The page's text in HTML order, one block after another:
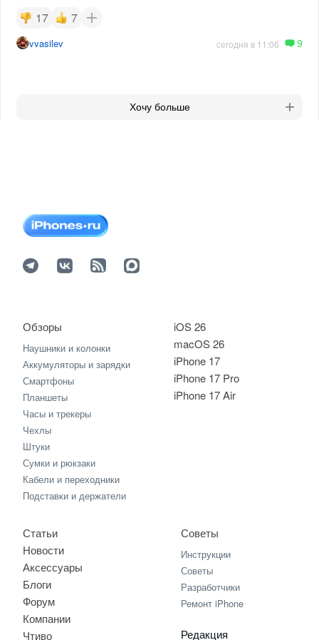
17 7
vvasilev сегодня в 11:06 9
Хочу больше
iOS 26
macOS 26
iPhone 17
iPhone 17 Pro
iPhone 17 Air
Обзоры
Наушники и колонки
Аккумуляторы и зарядки
Смартфоны
Планшеты
Часы и трекеры
Чехлы
Штуки
Сумки и рюкзаки
Кабели и переходники
Подставки и держатели
Статьи
Новости
Аксессуары
Блоги
Форум
Компании
Чтиво
Советы
Инструкции
Советы
Разработчики
Ремонт iPhone
Редакция